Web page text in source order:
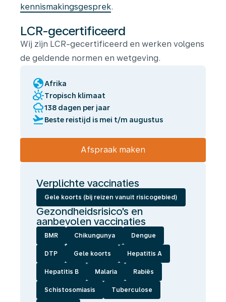
kennismakingsgesprek.
LCR-gecertificeerd
Wij zijn LCR-gecertificeerd en werken volgens
de geldende normen en wetgeving.
globeAfrika
partly_cloudy_dayTropisch klimaat
rainy138 dagen per jaar
flight_takeoffBeste reistijd is mei t/m augustus
Afspraak maken
Verplichte vaccinaties
Gele koorts (bij reizen vanuit risicogebied)
Gezondheidsrisico's en
aanbevolen vaccinaties
BMR Chikungunya Dengue
DTP Gele koorts Hepatitis A
Hepatitis B Malaria Rabiës
Schistosomiasis Tuberculose